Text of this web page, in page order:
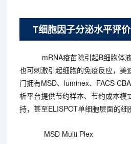
T细胞因子分泌水平评价
mRNA疫苗除引起B细胞体
也可刺激引起细胞的免疫反应，美
门拥有MSD、luminex、FACS
析平台提供节约样本、节约成本模
持，甚至ELISPOT单细胞层面的细
MSD Multi Plex